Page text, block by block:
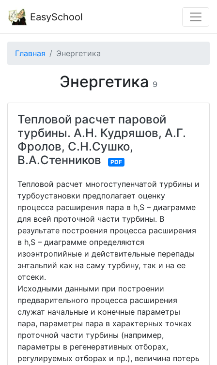
EasySchool
Главная Энергетика
Энергетика 9
Тепловой расчет паровой
турбины. А.Н. Кудряшов, А.Г.
Фролов, С.Н.Сушко,
В.А.Стенников
PDF
Тепловой расчет многоступенчатой турбины и
турбоустановки предполагает оценку
процесса расширения пара в h,S – диаграмме
для всей проточной части турбины. В
результате построения процесса расширения
в h,S – диаграмме определяются
изоэнтропийные и действительные перепады
энтальпий как на саму турбину, так и на ее
отсеки.
Исходными данными при построении
предварительного процесса расширения
служат начальные и конечные параметры
пара, параметры пара в характерных точках
проточной части турбины (например,
параметры в регенеративных отборах,
регулируемых отборах и пр.), величина потерь